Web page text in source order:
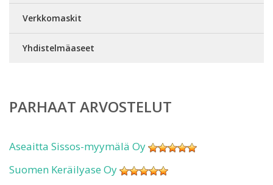
Verkkomaskit
Yhdistelmäaseet
PARHAAT ARVOSTELUT
Aseaitta Sissos-myymälä Oy
Suomen Keräilyase Oy